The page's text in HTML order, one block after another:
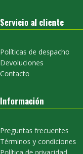
Servicio al cliente
Políticas de despacho
Devoluciones
Contacto
Información
Preguntas frecuentes
Términos y condiciones